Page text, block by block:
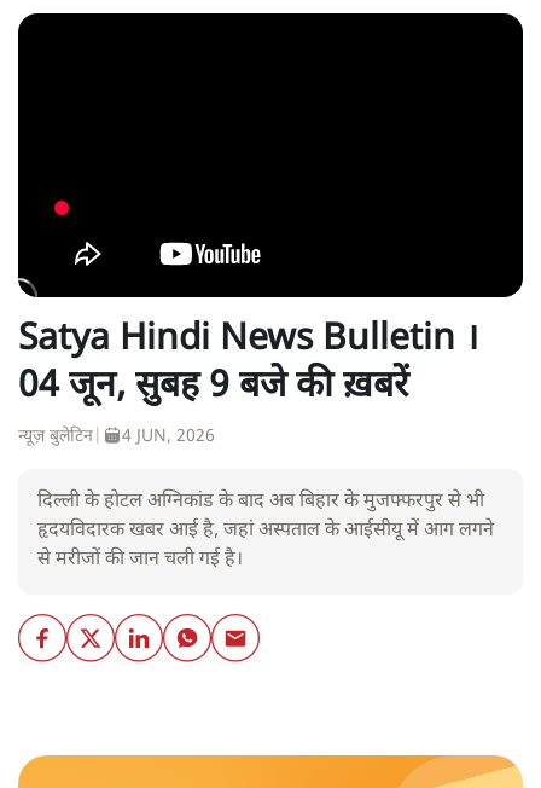
Satya Hindi News Bulletin ।
04 जून, सुबह 9 बजे की ख़बरें
न्यूज़ बुलेटिन 4 JUN, 2026
दिल्ली के होटल अग्निकांड के बाद अब बिहार के मुजफ्फरपुर से भी
हृदयविदारक खबर आई है, जहां अस्पताल के आईसीयू में आग लगने
से मरीजों की जान चली गई है।